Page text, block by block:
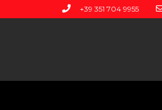
+39 351 704 9955